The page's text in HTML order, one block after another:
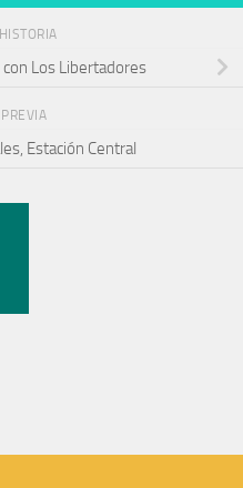
Los Libertadores
Estación Central